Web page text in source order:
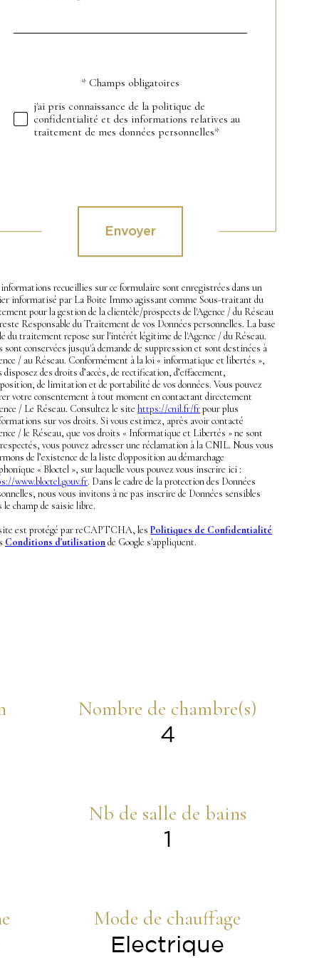
défaut
Validation* Champs obligatoires
j'ai pris connaissance de la politique de
confidentialité et des informations relatives au
traitement de mes données personnelles*
Envoyer
recueillies sur ce formulaire sont enregistrées dans un
informatisé par La Boite Immo agissant comme Sous-traitant du
pour la gestion de la clientèle/prospects de l'Agence / du Réseau
Responsable du Traitement de vos Données personnelles. La base
du traitement repose sur l'intérêt légitime de l'Agence / du Réseau.
sont conservées jusqu'à demande de suppression et sont destinées à
/ au Réseau. Conformément à la loi « informatique et libertés »,
disposez des droits d’accès, de rectification, d’effacement,
de limitation et de portabilité de vos données. Vous pouvez
votre consentement à tout moment en contactant directement
/ Le Réseau. Consultez le site https://cnil.fr/frpour plus
sur vos droits. Si vous estimez, après avoir contacté
/ le Réseau, que vos droits « Informatique et Libertés » ne sont
vous pouvez adresser une réclamation à la CNIL. Nous vous
de l’existence de la liste d'opposition au démarchage
« Bloctel », sur laquelle vous pouvez vous inscrire ici :
www.bloctel.gouv.fr. Dans le cadre de la protection des Données
nous vous invitons à ne pas inscrire de Données sensibles
le champ de saisie libre.
est protégé par reCAPTCHA, les Politiques de Confidentialité
Conditions d'utilisationde Google s'appliquent.
Nombre de chambre(s)
4
Nb de salle de bains
1
Mode de chauffage
Electrique